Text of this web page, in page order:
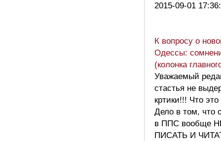
2015-09-01
К вопросу о
Одессы:
(колонка
Уважаемый
стастья не
кртики!!! Что
Дело в том, что
в ППС вообще
ПИСАТЬ И